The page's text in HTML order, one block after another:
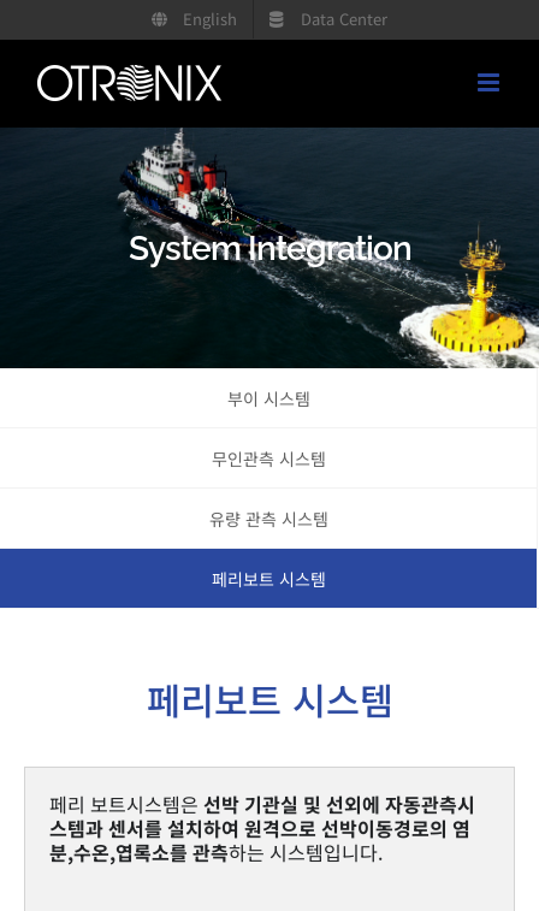
텐
English Data Center
System Integration
부이 시스템
무인관측 시스템
유량 관측 시스템
페리보트 시스템
페리보트 시스템
페리 보트시스템은 선박 기관실 및 선외에 자동관측시
스템과 센서를 설치하여 원격으로 선박이동경로의 염
분,수온,엽록소를 관측하는 시스템입니다.